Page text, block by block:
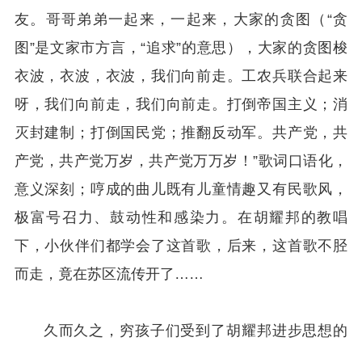
友。哥哥弟弟一起来，一起来，大家的贪图（“贪
图”是文家市方言，“追求”的意思），大家的贪图梭
衣波，衣波，衣波，我们向前走。工农兵联合起来
呀，我们向前走，我们向前走。打倒帝国主义；消
灭封建制；打倒国民党；推翻反动军。共产党，共
产党，共产党万岁，共产党万万岁！”歌词口语化，
意义深刻；哼成的曲儿既有儿童情趣又有民歌风，
极富号召力、鼓动性和感染力。在胡耀邦的教唱
下，小伙伴们都学会了这首歌，后来，这首歌不胫
而走，竟在苏区流传开了……
久而久之，穷孩子们受到了胡耀邦进步思想的